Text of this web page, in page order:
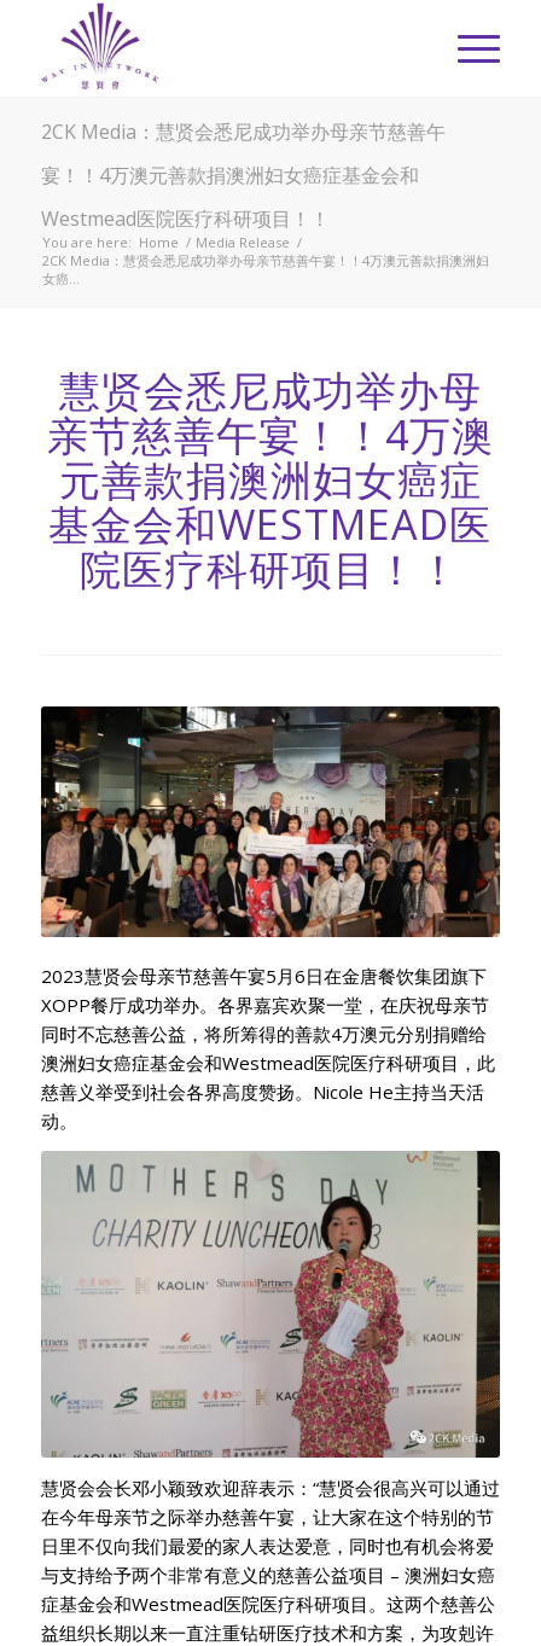
2CK Media：慧贤会悉尼成功举办母亲节慈善午
宴！！4万澳元善款捐澳洲妇女癌症基金会和
Westmead医院医疗科研项目！！
You are here: Home / Media Release /
2CK Media：慧贤会悉尼成功举办母亲节慈善午宴！！4万澳元善款捐澳洲妇
女癌...
慧贤会悉尼成功举办母
亲节慈善午宴！！4万澳
元善款捐澳洲妇女癌症
基金会和WESTMEAD医
院医疗科研项目！！
2023慧贤会母亲节慈善午宴5月6日在金唐餐饮集团旗下
XOPP餐厅成功举办。各界嘉宾欢聚一堂，在庆祝母亲节
同时不忘慈善公益，将所筹得的善款4万澳元分别捐赠给
澳洲妇女癌症基金会和Westmead医院医疗科研项目，此
慈善义举受到社会各界高度赞扬。Nicole He主持当天活
动。
慧贤会会长邓小颖致欢迎辞表示：“慧贤会很高兴可以通过
在今年母亲节之际举办慈善午宴，让大家在这个特别的节
日里不仅向我们最爱的家人表达爱意，同时也有机会将爱
与支持给予两个非常有意义的慈善公益项目 – 澳洲妇女癌
症基金会和Westmead医院医疗科研项目。这两个慈善公
益组织长期以来一直注重钻研医疗技术和方案，为攻剋许